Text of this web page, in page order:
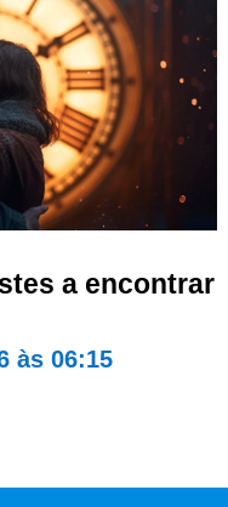
a encontrar
às 06:15